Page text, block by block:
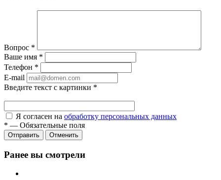
Вопрос *
Ваше имя *
Телефон *
E-mail
Введите текст с картинки *
Я согласен на обработку персональных данных
* — Обязательные поля
Отправить Отменить
Ранее вы смотрели